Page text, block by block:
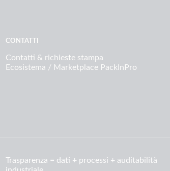
CONTATTI
Contatti & richieste stampa
Ecosistema / Marketplace PackInPro
Trasparenza = dati + processi + auditabilità